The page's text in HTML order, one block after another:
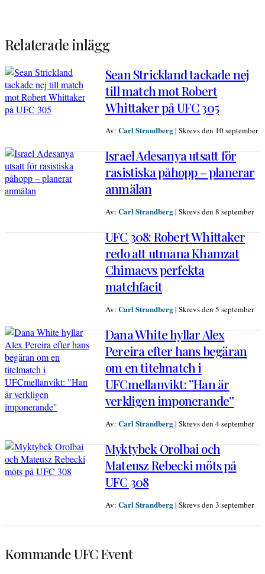
Relaterade inlägg
Sean Strickland tackade nej
till match mot Robert
Whittaker på UFC 305
Av: Carl Strandberg| Skrevs den 10 september
Israel Adesanya utsatt för
rasistiska påhopp – planerar
anmälan
Av: Carl Strandberg| Skrevs den 8 september
UFC 308: Robert Whittaker
redo att utmana Khamzat
Chimaevs perfekta
matchfacit
Av: Carl Strandberg| Skrevs den 5 september
Dana White hyllar Alex
Pereira efter hans begäran
om en titelmatch i
UFCmellanvikt: ”Han är
verkligen imponerande”
Av: Carl Strandberg| Skrevs den 4 september
Myktybek Orolbai och
Mateusz Rebecki möts på
UFC 308
Av: Carl Strandberg| Skrevs den 3 september
Kommande UFC Event